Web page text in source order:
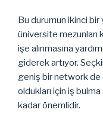
Bu durumun ikinci bir
üniversite mezunları
işe alınmasına
giderek artıyor.
geniş bir network de
oldukları için iş
kadar önemlidir.